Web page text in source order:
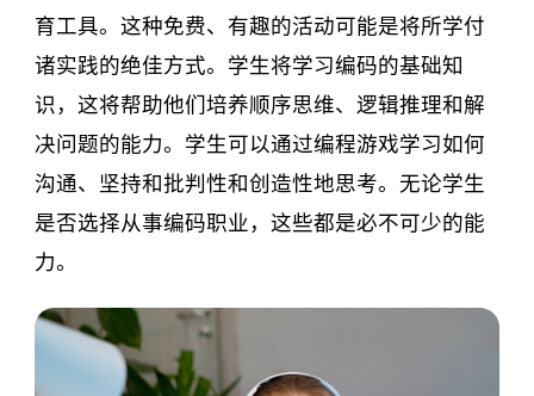
育工具。这种免费、有趣的活动可能是将所学付
诸实践的绝佳方式。学生将学习编码的基础知
识，这将帮助他们培养顺序思维、逻辑推理和解
决问题的能力。学生可以通过编程游戏学习如何
沟通、坚持和批判性和创造性地思考。无论学生
是否选择从事编码职业，这些都是必不可少的能
力。